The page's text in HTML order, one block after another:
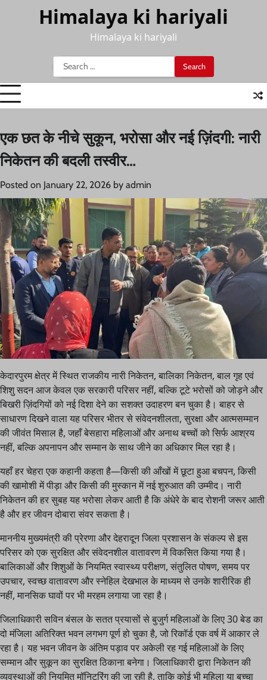
Himalaya ki hariyali
Himalaya ki hariyali
Search
for:
एक छत के नीचे सुकून, भरोसा और नई ज़िंदगी: नारी
निकेतन की बदली तस्वीर…
Posted on January 22, 2026 by admin
केदारपुरम क्षेत्र में स्थित राजकीय नारी निकेतन, बालिका निकेतन, बाल गृह एवं
शिशु सदन आज केवल एक सरकारी परिसर नहीं, बल्कि टूटे भरोसों को जोड़ने और
बिखरी ज़िंदगियों को नई दिशा देने का सशक्त उदाहरण बन चुका है। बाहर से
साधारण दिखने वाला यह परिसर भीतर से संवेदनशीलता, सुरक्षा और आत्मसम्मान
की जीवंत मिसाल है, जहाँ बेसहारा महिलाओं और अनाथ बच्चों को सिर्फ आश्रय
नहीं, बल्कि अपनापन और सम्मान के साथ जीने का अधिकार मिल रहा है।
यहाँ हर चेहरा एक कहानी कहता है—किसी की आँखों में छूटा हुआ बचपन, किसी
की खामोशी में पीड़ा और किसी की मुस्कान में नई शुरुआत की उम्मीद। नारी
निकेतन की हर सुबह यह भरोसा लेकर आती है कि अंधेरे के बाद रोशनी जरूर आती
है और हर जीवन दोबारा संवर सकता है।
माननीय मुख्यमंत्री की प्रेरणा और देहरादून जिला प्रशासन के संकल्प से इस
परिसर को एक सुरक्षित और संवेदनशील वातावरण में विकसित किया गया है।
बालिकाओं और शिशुओं के नियमित स्वास्थ्य परीक्षण, संतुलित पोषण, समय पर
उपचार, स्वच्छ वातावरण और स्नेहिल देखभाल के माध्यम से उनके शारीरिक ही
नहीं, मानसिक घावों पर भी मरहम लगाया जा रहा है।
जिलाधिकारी सविन बंसल के सतत प्रयासों से बुजुर्ग महिलाओं के लिए 30 बेड का
दो मंजिला अतिरिक्त भवन लगभग पूर्ण हो चुका है, जो रिकॉर्ड एक वर्ष में आकार ले
रहा है। यह भवन जीवन के अंतिम पड़ाव पर अकेली रह गई महिलाओं के लिए
सम्मान और सुकून का सुरक्षित ठिकाना बनेगा। जिलाधिकारी द्वारा निकेतन की
व्यवस्थाओं की नियमित मॉनिटरिंग की जा रही है, ताकि कोई भी महिला या बच्चा